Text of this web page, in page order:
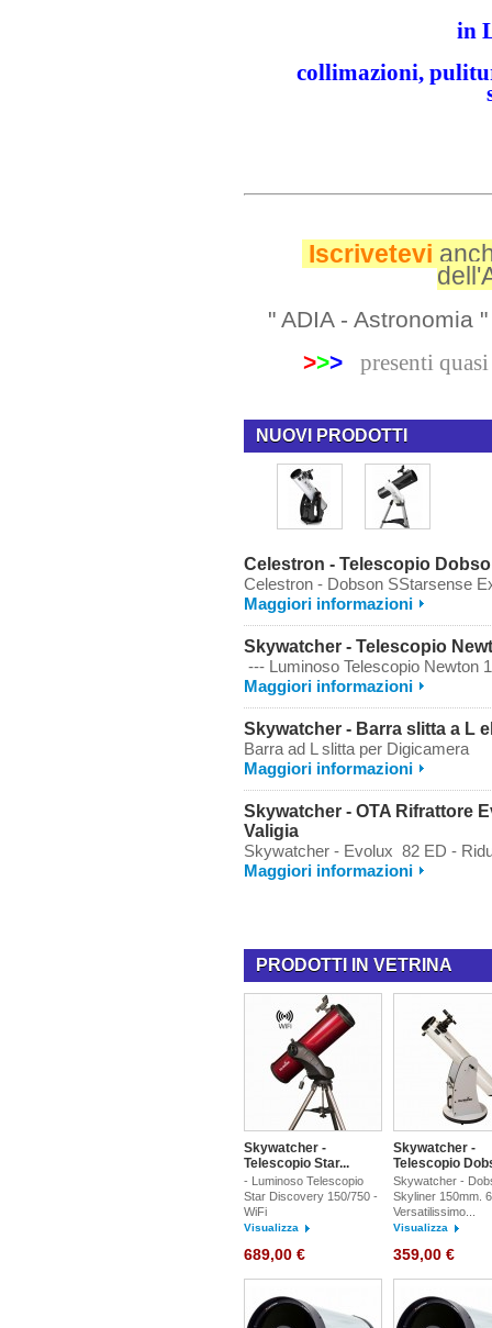
in
collimazioni,
Iscrivetevi
" ADIA - Astronomia
>>> presenti
NUOVI PRODOTTI
Celestron - Telescopio
Celestron - Dobson SStarsense
Maggiori informazioni
Skywatcher - Telescopio
--- Luminoso Telescopio Newton
Maggiori informazioni
Skywatcher - Barra slitta a L
Barra ad L slitta per Digicamera
Maggiori informazioni
Skywatcher - OTA Rifrattore
Valigia
Skywatcher - Evolux 82 ED -
Maggiori informazioni
PRODOTTI IN VETRINA
Skywatcher -
Telescopio Star...
- Luminoso Telescopio
Star Discovery 150/750 -
WiFi
Visualizza
689,00 €
Skywatcher -
Telescopio
Skywatcher -
Skyliner 150mm.
Versatilissimo...
Visualizza
359,00 €